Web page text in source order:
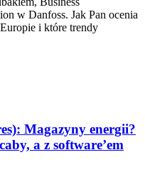
w Danfoss. Jak Pan ocenia
i które trendy
Magazyny energii?
a z software’em